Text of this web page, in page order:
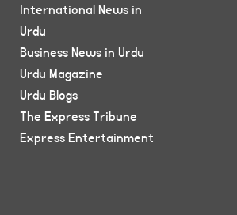
International News in
Urdu
Business News in Urdu
Urdu Magazine
Urdu Blogs
The Express Tribune
Express Entertainment